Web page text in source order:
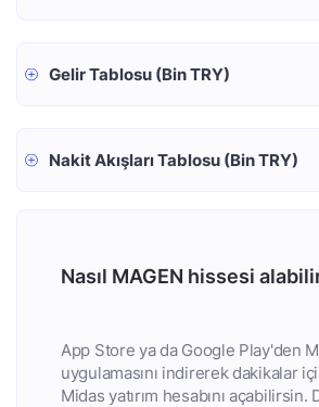
Gelir Tablosu (Bin TRY)
Nakit Akışları Tablosu (Bin TRY)
Nasıl MAGEN hissesi
App Store ya da Google Play'den
uygulamasını indirerek dakikalar
Midas yatırım hesabını açabilirsin.